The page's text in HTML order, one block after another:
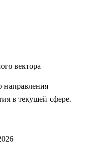
бизнеса
вектора
направления
в текущей сфере.